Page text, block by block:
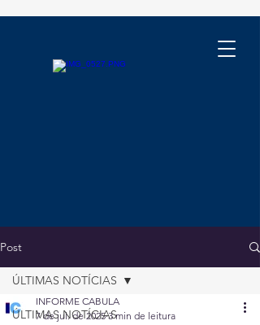
Post
ÚLTIMAS NOTÍCIAS
ÚLTIMAS NOTÍCIAS
INFORME CABULA
7 de jul. de 2025 3 min de leitura